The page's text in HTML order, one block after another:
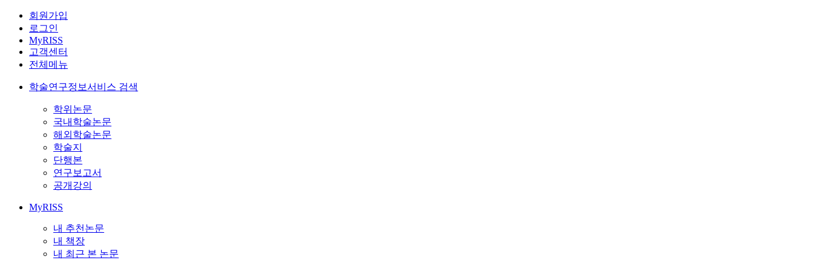
회원가입
로그인
MyRISS
고객센터
전체메뉴
학술연구정보서비스 검색
학위논문
국내학술논문
해외학술논문
학술지
단행본
연구보고서
공개강의
MyRISS
내 추천논문
내 책장
내 최근 본 논문